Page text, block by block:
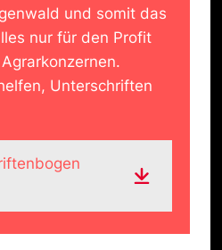
und somit das
nur für den Profit
Unterschriften